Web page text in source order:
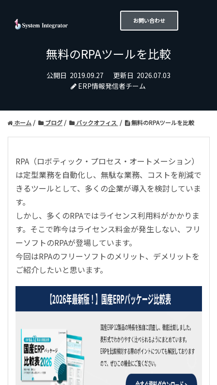
お問い合わせ
無料のRPAツールを比較
公開日 2019.09.27 更新日 2026.07.03
ERP情報発信者チーム
ホーム ブログ バックオフィス 無料のRPAツールを比較
RPA（ロボティック・プロセス・オートメーション）
は定型業務を自動化し、無駄な業務、コストを削減で
きるツールとして、多くの企業が導入を検討していま
す。
しかし、多くのRPAではライセンス利用料がかかりま
す。そこで昨今はライセンス料金が発生しない、フリ
ーソフトのRPAが登場しています。
今回はRPAのフリーソフトのメリット、デメリットを
ご紹介したいと思います。